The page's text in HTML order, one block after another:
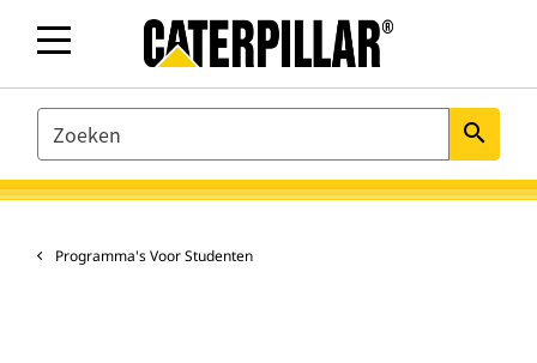
SEARCH search
Programma's Voor Studenten